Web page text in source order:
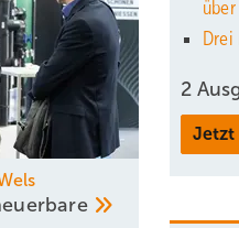
2
Jetzt